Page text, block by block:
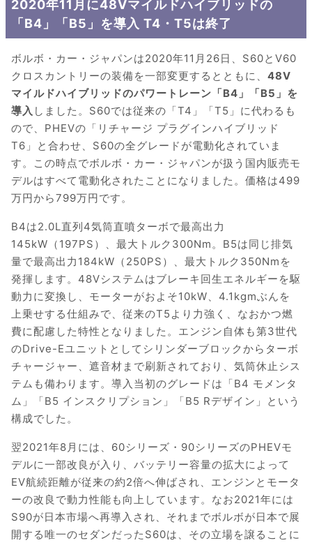
2020年11月に48Vマイルドハイブリッドの
「B4」「B5」を導入 T4・T5は終了
ボルボ・カー・ジャパンは2020年11月26日、S60とV60
クロスカントリーの装備を一部変更するとともに、 48V
マイルドハイブリッドのパワートレーン「B4」「B5」を
導入 しました。S60では従来の「T4」「T5」に代わるも
ので、PHEVの「リチャージ プラグインハイブリッド
T6」と合わせ、S60の全グレードが電動化されていま
す。この時点でボルボ・カー・ジャパンが扱う国内販売モ
デルはすべて電動化されたことになりました。価格は499
万円から799万円です。
B4は2.0L直列4気筒直噴ターボで最高出力
145kW（197PS）、最大トルク300Nm。B5は同じ排気
量で最高出力184kW（250PS）、最大トルク350Nmを
発揮します。48Vシステムはブレーキ回生エネルギーを駆
動力に変換し、モーターがおよそ10kW、4.1kgmぶんを
上乗せする仕組みで、従来のT5より力強く、なおかつ燃
費に配慮した特性となりました。エンジン自体も第3世代
のDrive-Eユニットとしてシリンダーブロックからターボ
チャージャー、遮音材まで刷新されており、気筒休止シス
テムも備わります。導入当初のグレードは「B4 モメンタ
ム」「B5 インスクリプション」「B5 Rデザイン」という
構成でした。
翌2021年8月には、60シリーズ・90シリーズのPHEVモ
デルに一部改良が入り、バッテリー容量の拡大によって
EV航続距離が従来の約2倍へ伸ばされ、エンジンとモータ
ーの改良で動力性能も向上しています。なお2021年には
S90が日本市場へ再導入され、それまでボルボが日本で展
開する唯一のセダンだったS60は、その立場を譲ることに